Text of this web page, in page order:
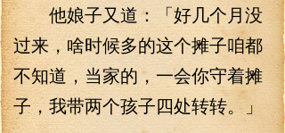
他娘子又道：「好几个月没
过来，啥时候多的这个摊子咱都
不知道，当家的，一会你守着摊
子，我带两个孩子四处转转。」